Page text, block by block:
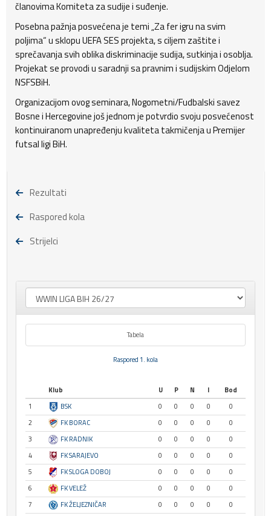
članovima Komiteta za sudije i suđenje.
Posebna pažnja posvećena je temi „Za fer igru na svim
poljima“ u sklopu UEFA SES projekta, s ciljem zaštite i
sprečavanja svih oblika diskriminacije sudija, sutkinja i osoblja.
Projekat se provodi u saradnji sa pravnim i sudijskim Odjelom
NSFSBiH.
Organizacijom ovog seminara, Nogometni/Fudbalski savez
Bosne i Hercegovine još jednom je potvrdio svoju posvećenost
kontinuiranom unapređenju kvaliteta takmičenja u Premijer
futsal ligi BiH.
Rezultati
Raspored kola
Strijelci
Tabela
Raspored 1. kola
Klub U P N I
Bod
1
BSK 0 0 0 0
0
2
FK BORAC 0 0 0 0
0
3
FK RADNIK 0 0 0 0
0
4
FK SARAJEVO 0 0 0 0
0
5
FK SLOGA DOBOJ 0 0 0 0
0
6
FK VELEŽ 0 0 0 0
0
7
FK ŽELJEZNIČAR 0 0 0 0
0